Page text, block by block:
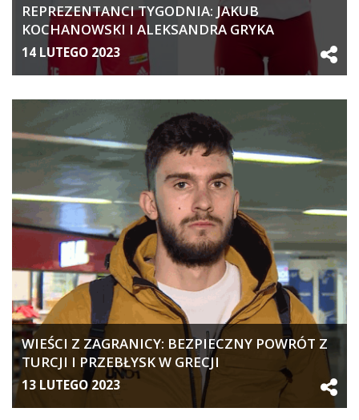
REPREZENTANCI TYGODNIA: JAKUB
KOCHANOWSKI I ALEKSANDRA GRYKA
14 LUTEGO 2023
WIEŚCI Z ZAGRANICY: BEZPIECZNY POWRÓT Z
TURCJI I PRZEBŁYSK W GRECJI
13 LUTEGO 2023